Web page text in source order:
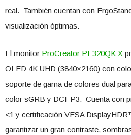
real. También cuentan con
visualización óptimas.
El monitor ProCreator PE320QK X
OLED 4K UHD (3840×2160) con
soporte de gama de colores dual
color sGRB y DCI-P3. Cuenta con
<1 y certificación VESA
garantizar un gran contraste,